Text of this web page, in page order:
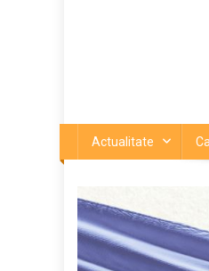
Actualitate